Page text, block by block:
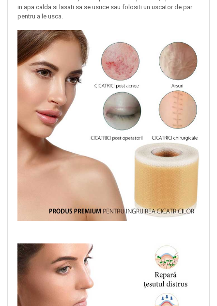
in apa calda si lasati sa se usuce sau folositi un uscator de par
pentru a le usca.